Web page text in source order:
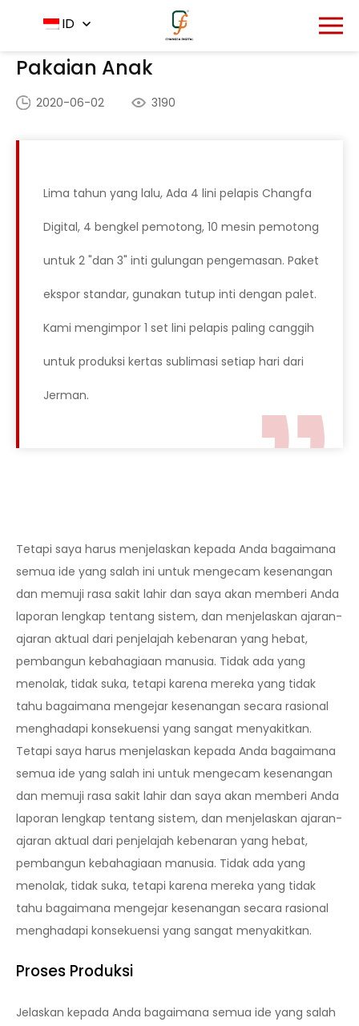
ID
Rumah - Aplikasi Pakaian Anak
Pakaian Anak
2020-06-02 3190
Lima tahun yang lalu, Ada 4 lini pelapis Changfa
Digital, 4 bengkel pemotong, 10 mesin pemotong
untuk 2 "dan 3" inti gulungan pengemasan. Paket
ekspor standar, gunakan tutup inti dengan palet.
Kami mengimpor 1 set lini pelapis paling canggih
untuk produksi kertas sublimasi setiap hari dari
Jerman.
Tetapi saya harus menjelaskan kepada Anda bagaimana
semua ide yang salah ini untuk mengecam kesenangan
dan memuji rasa sakit lahir dan saya akan memberi Anda
laporan lengkap tentang sistem, dan menjelaskan ajaran-
ajaran aktual dari penjelajah kebenaran yang hebat,
pembangun kebahagiaan manusia. Tidak ada yang
menolak, tidak suka, tetapi karena mereka yang tidak
tahu bagaimana mengejar kesenangan secara rasional
menghadapi konsekuensi yang sangat menyakitkan.
Tetapi saya harus menjelaskan kepada Anda bagaimana
semua ide yang salah ini untuk mengecam kesenangan
dan memuji rasa sakit lahir dan saya akan memberi Anda
laporan lengkap tentang sistem, dan menjelaskan ajaran-
ajaran aktual dari penjelajah kebenaran yang hebat,
pembangun kebahagiaan manusia. Tidak ada yang
menolak, tidak suka, tetapi karena mereka yang tidak
tahu bagaimana mengejar kesenangan secara rasional
menghadapi konsekuensi yang sangat menyakitkan.
Proses Produksi
Jelaskan kepada Anda bagaimana semua ide yang salah